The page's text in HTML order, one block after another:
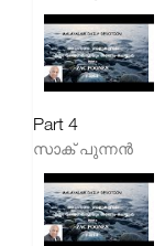
Part 4
സാക് പുന്നൻ